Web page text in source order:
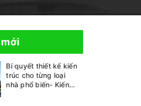
Bí quyết thiết kế kiến
trúc cho từng loại
nhà phổ biến- Kiến